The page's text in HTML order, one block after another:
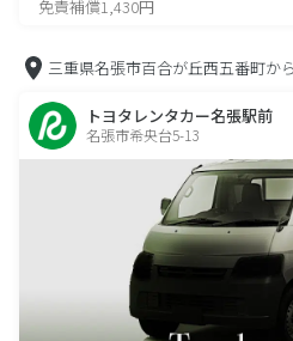
免責補償1,430円
三重県名張市百合が丘西五番町から
トヨタレンタカー名張駅前
名張市希央台5-13